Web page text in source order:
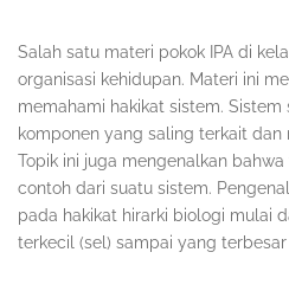
Salah satu materi pokok IPA di
organisasi kehidupan. Materi ini
memahami hakikat sistem.
komponen yang saling terkait dan
Topik ini juga mengenalkan
contoh dari suatu sistem.
pada hakikat hirarki biologi mulai
terkecil (sel) sampai yang